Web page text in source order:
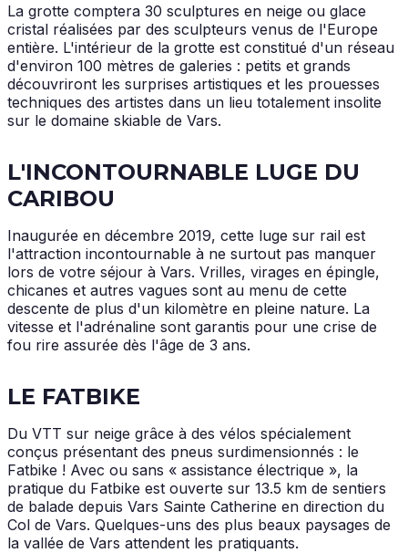
La grotte comptera 30 sculptures en neige ou glace
cristal réalisées par des sculpteurs venus de l'Europe
entière. L'intérieur de la grotte est constitué d'un réseau
d'environ 100 mètres de galeries : petits et grands
découvriront les surprises artistiques et les prouesses
techniques des artistes dans un lieu totalement insolite
sur le domaine skiable de Vars.
L'INCONTOURNABLE LUGE DU
CARIBOU
Inaugurée en décembre 2019, cette luge sur rail est
l'attraction incontournable à ne surtout pas manquer
lors de votre séjour à Vars. Vrilles, virages en épingle,
chicanes et autres vagues sont au menu de cette
descente de plus d'un kilomètre en pleine nature. La
vitesse et l'adrénaline sont garantis pour une crise de
fou rire assurée dès l'âge de 3 ans.
LE FATBIKE
Du VTT sur neige grâce à des vélos spécialement
conçus présentant des pneus surdimensionnés : le
Fatbike ! Avec ou sans « assistance électrique », la
pratique du Fatbike est ouverte sur 13.5 km de sentiers
de balade depuis Vars Sainte Catherine en direction du
Col de Vars. Quelques-uns des plus beaux paysages de
la vallée de Vars attendent les pratiquants.